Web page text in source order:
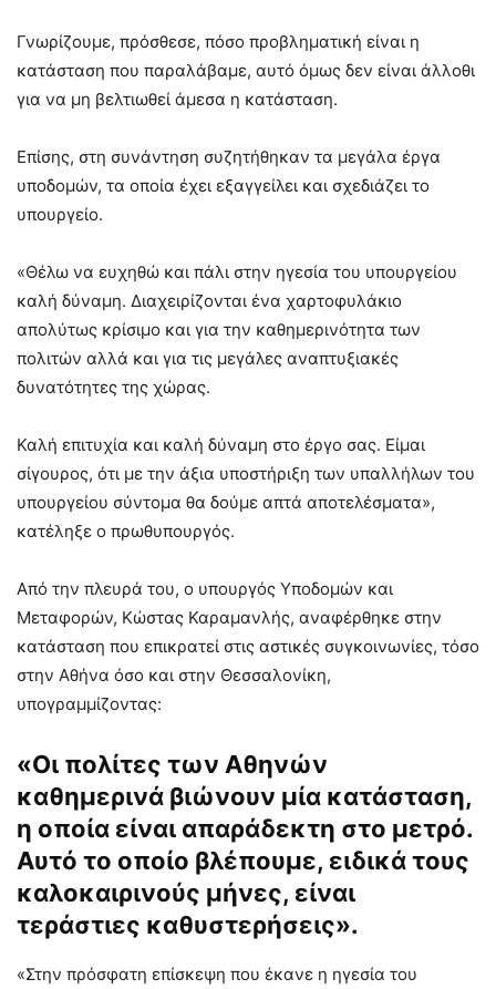
Γνωρίζουμε, πρόσθεσε, πόσο προβληματική είναι η
κατάσταση που παραλάβαμε, αυτό όμως δεν είναι άλλοθι
για να μη βελτιωθεί άμεσα η κατάσταση.
Επίσης, στη συνάντηση συζητήθηκαν τα μεγάλα έργα
υποδομών, τα οποία έχει εξαγγείλει και σχεδιάζει το
υπουργείο.
«Θέλω να ευχηθώ και πάλι στην ηγεσία του υπουργείου
καλή δύναμη. Διαχειρίζονται ένα χαρτοφυλάκιο
απολύτως κρίσιμο και για την καθημερινότητα των
πολιτών αλλά και για τις μεγάλες αναπτυξιακές
δυνατότητες της χώρας.
Καλή επιτυχία και καλή δύναμη στο έργο σας. Είμαι
σίγουρος, ότι με την άξια υποστήριξη των υπαλλήλων του
υπουργείου σύντομα θα δούμε απτά αποτελέσματα»,
κατέληξε ο πρωθυπουργός.
Από την πλευρά του, ο υπουργός Υποδομών και
Μεταφορών, Κώστας Καραμανλής, αναφέρθηκε στην
κατάσταση που επικρατεί στις αστικές συγκοινωνίες, τόσο
στην Αθήνα όσο και στην Θεσσαλονίκη,
υπογραμμίζοντας:
«Οι πολίτες των Αθηνών
καθημερινά βιώνουν μία κατάσταση,
η οποία είναι απαράδεκτη στο μετρό.
Αυτό το οποίο βλέπουμε, ειδικά τους
καλοκαιρινούς μήνες, είναι
τεράστιες καθυστερήσεις».
«Στην πρόσφατη επίσκεψη που έκανε η ηγεσία του